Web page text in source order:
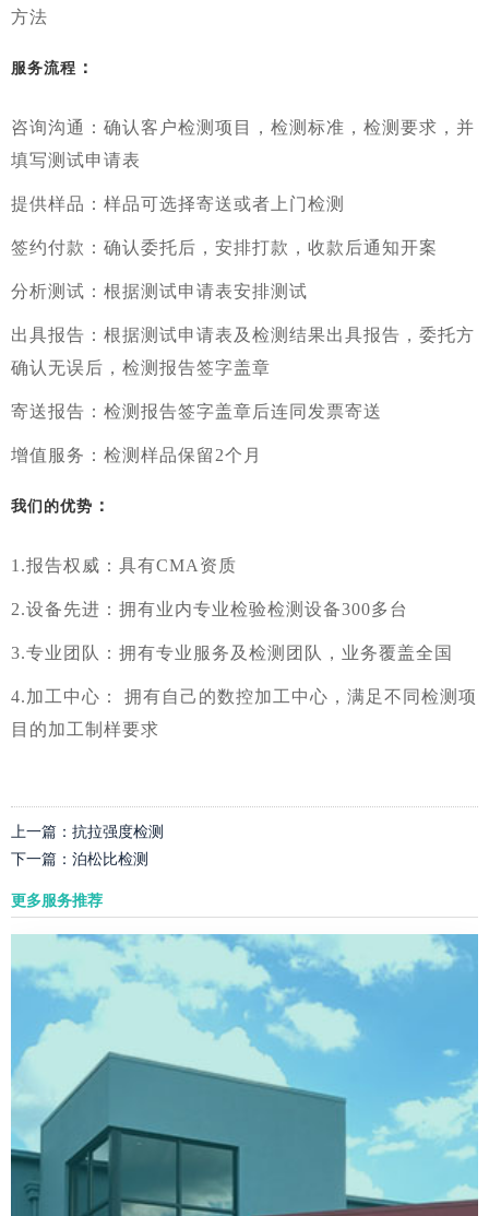
方法
服务流程 ：
咨询沟通：确认客户检测项目，检测标准，检测要求，并
填写测试申请表
提供样品：样品可选择寄送或者上门检测
签约付款：确认委托后，安排打款，收款后通知开案
分析测试：根据测试申请表安排测试
出具报告：根据测试申请表及检测结果出具报告，委托方
确认无误后，检测报告签字盖章
寄送报告：检测报告签字盖章后连同发票寄送
增值服务：检测样品保留2个月
我们的优势 ：
1.报告权威：具有CMA资质
2.设备先进：拥有业内专业检验检测设备300多台
3.专业团队：拥有专业服务及检测团队，业务覆盖全国
4.加工中心： 拥有自己的数控加工中心，满足不同检测项
目的加工制样要求
上一篇： 抗拉强度检测
下一篇： 泊松比检测
更多服务推荐